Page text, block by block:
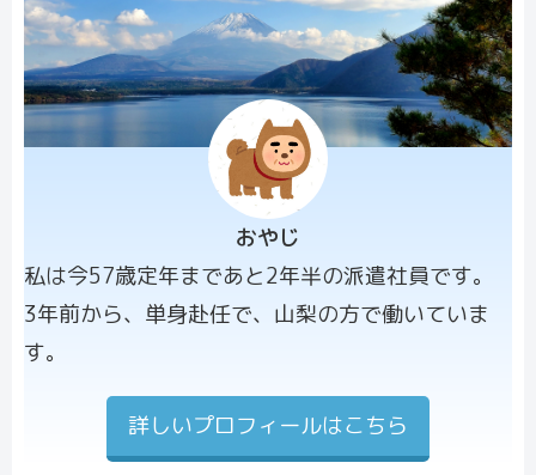
プロフィー
ル画像
おやじ
私は今57歳定年まであと2年半の派遣社員です。
3年前から、単身赴任で、山梨の方で働いていま
す。
詳しいプロフィールはこちら